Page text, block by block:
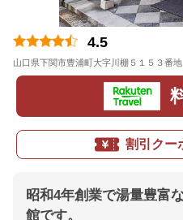
4.5
山口県下関市豊浦町大字川棚５１５３番地
割引クー
昭和4年創業で湯量豊富
館です。